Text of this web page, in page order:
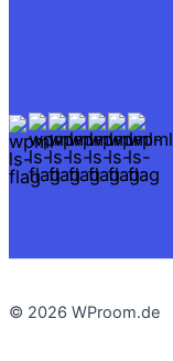
© 2026 WProom.de